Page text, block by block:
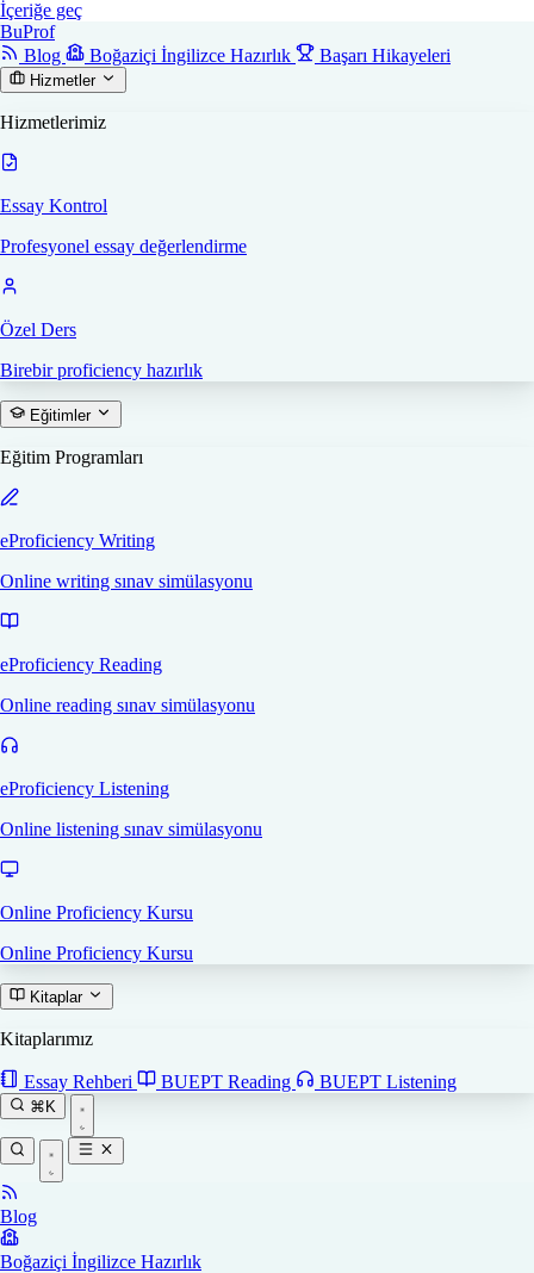
İçeriğe geç
BuProf
Blog
Boğaziçi İngilizce Hazırlık Başarı Hikayeleri
Hizmetler
Hizmetlerimiz
Essay Kontrol
Profesyonel essay değerlendirme
Özel Ders
Birebir proficiency hazırlık
Eğitimler
Eğitim Programları
eProficiency Writing
Online writing sınav simülasyonu
eProficiency Reading
Online reading sınav simülasyonu
eProficiency Listening
Online listening sınav simülasyonu
Online Proficiency Kursu
Online Proficiency Kursu
Kitaplar
Kitaplarımız
Essay Rehberi BUEPT Reading BUEPT Listening
⌘K
Blog
Boğaziçi İngilizce Hazırlık